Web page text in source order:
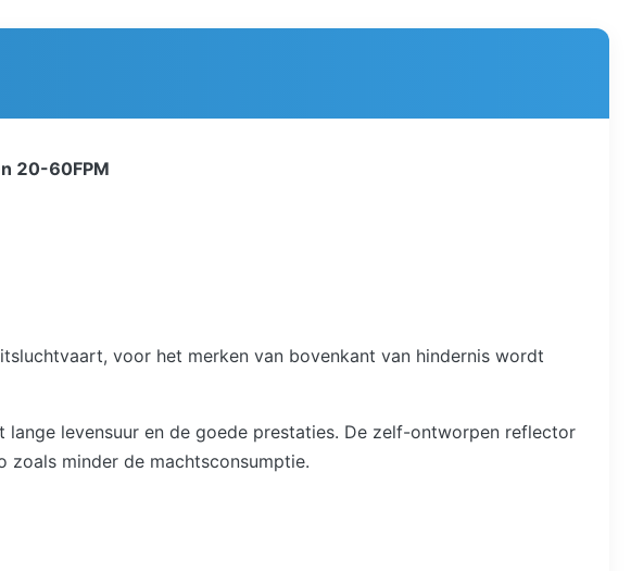
20-60FPM
voor het merken van bovenkant van hindernis wordt
levensuur en de goede prestaties. De zelf-ontworpen reflector
minder de machtsconsumptie.